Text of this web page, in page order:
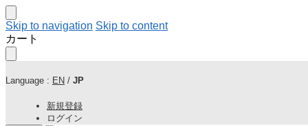
Skip to navigation Skip to content
カート
Language : EN / JP
新規登録
ログイン